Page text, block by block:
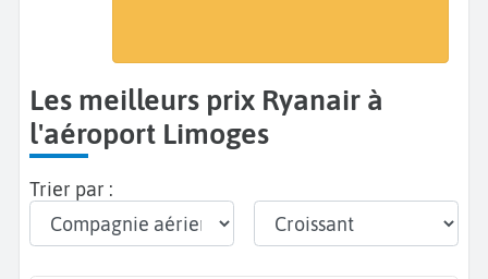
Les meilleurs prix Ryanair à
l'aéroport Limoges
Trier par :